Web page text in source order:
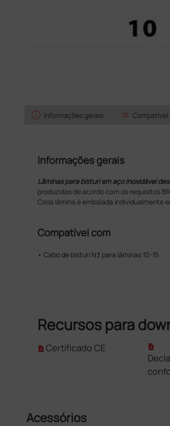
info Informações gerais list Compatível
Informações gerais
Lâminas para bisturi em aço inoxidável
produzidas de acordo com os requisitos
Casa lâmina é embalada individualmente
Compatível com
• Cabo de bisturi N3 para lâminas 10-15
Recursos para
Certificado CE
Acessórios